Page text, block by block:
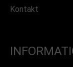
Kontakt